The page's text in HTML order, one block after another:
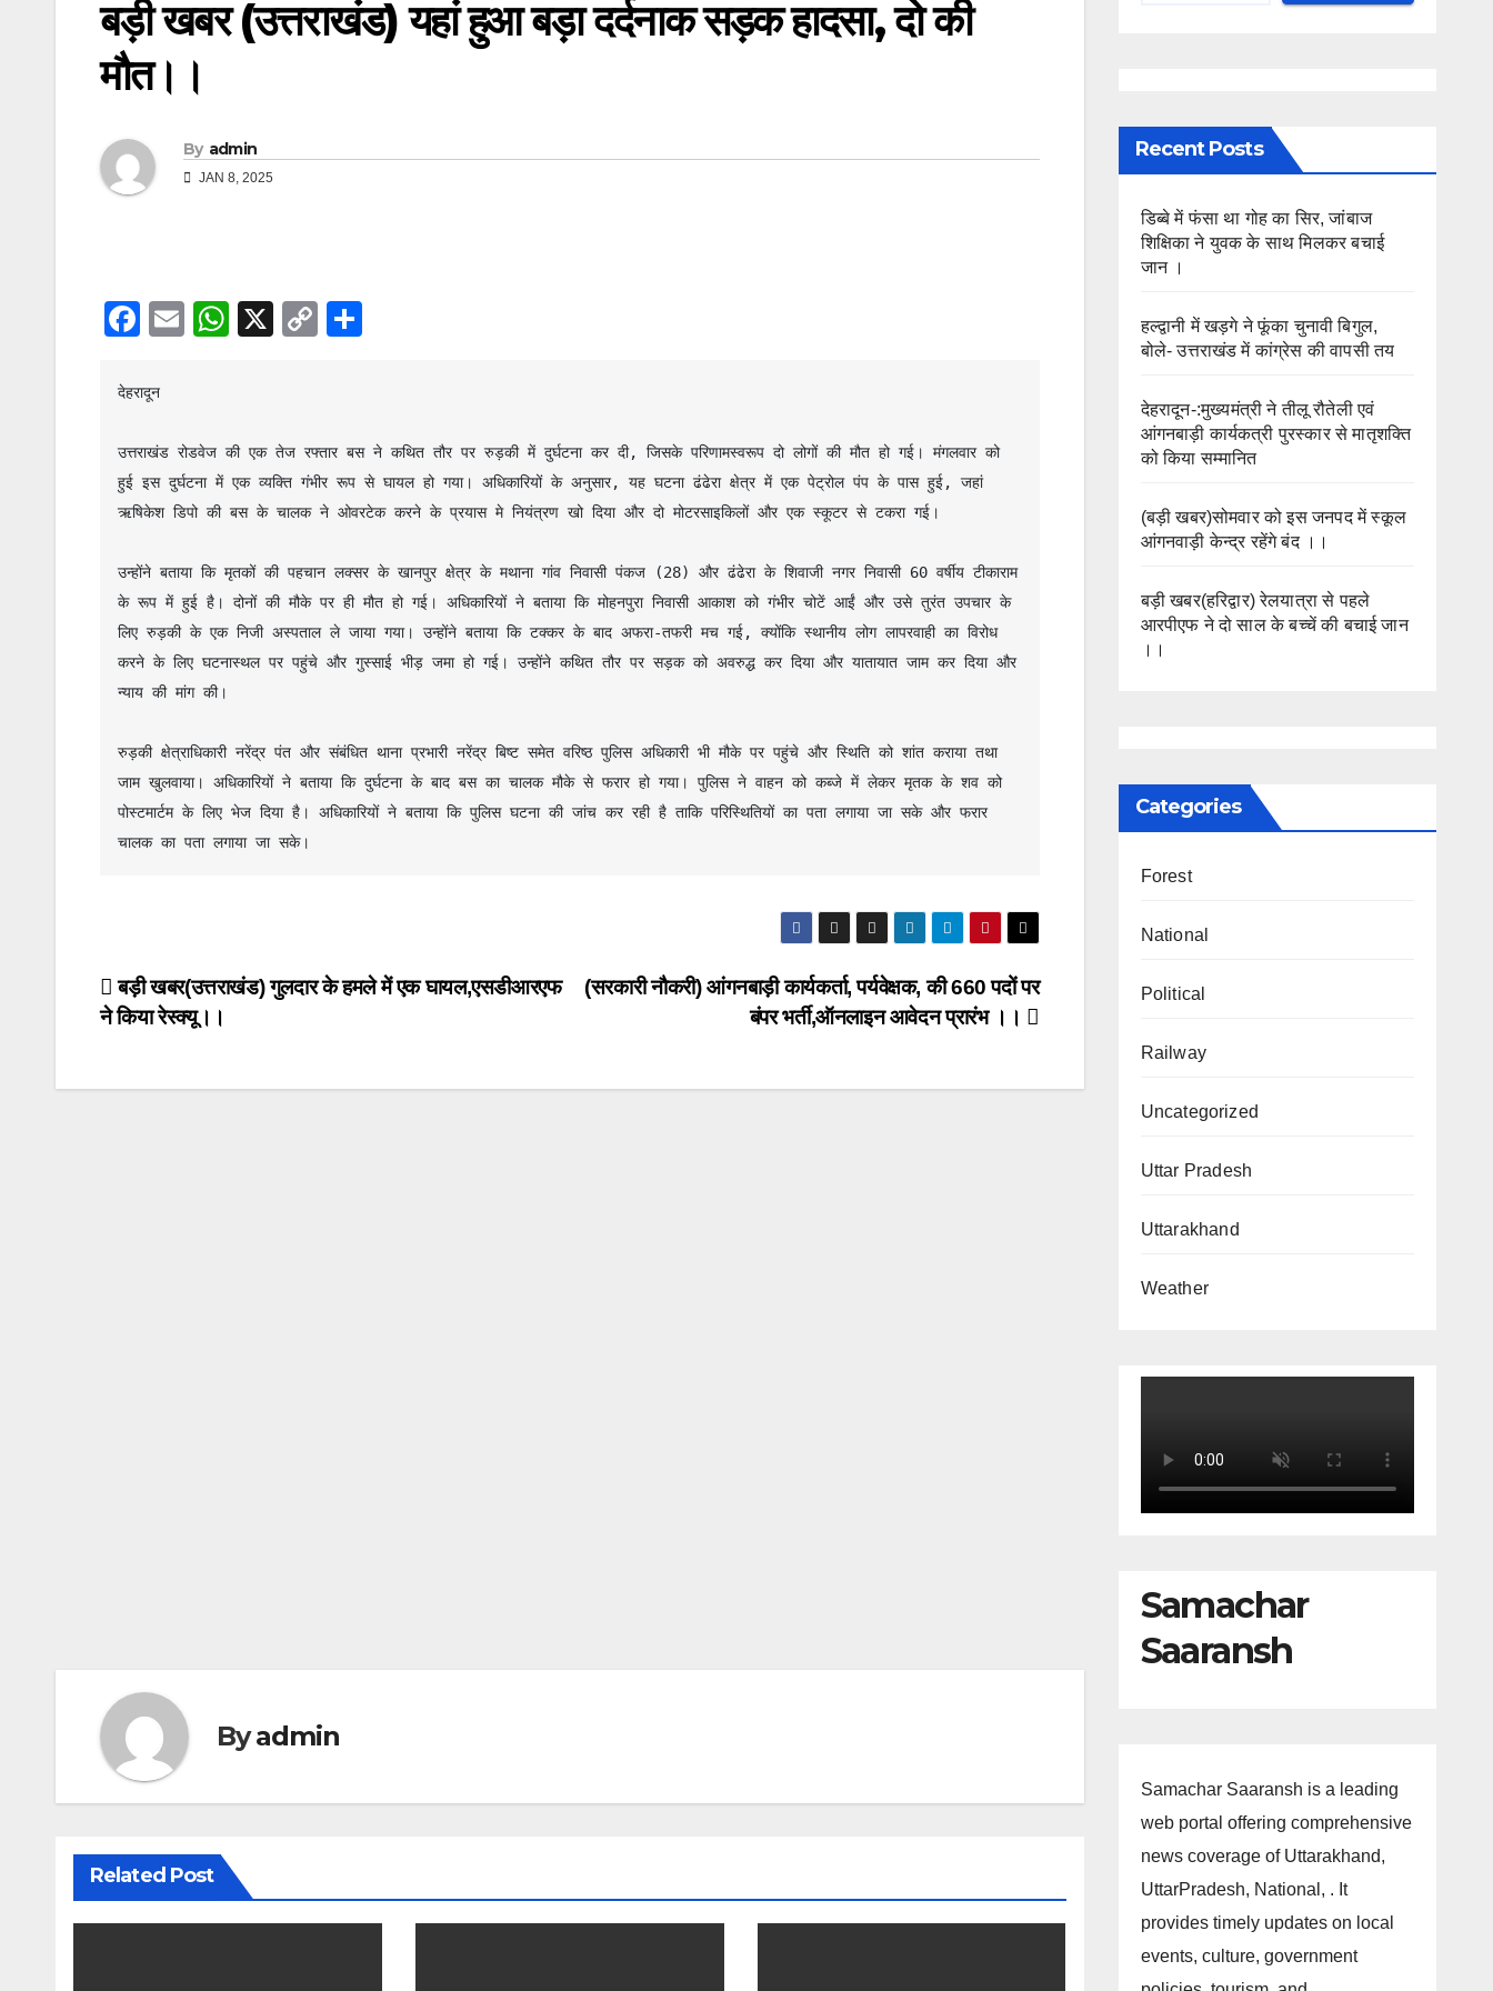
बड़ी खबर (उत्तराखंड) यहां हुआ बड़ा दर्दनाक सड़क हादसा, दो की
मौत।।
By admin
JAN 8, 2025
F
c
b
o
k
E
W
A
p
X
C
Li
n
देहरादून
उत्तराखंड रोडवेज की एक तेज रफ्तार बस ने कथित तौर पर रुड़की में दुर्घटना कर दी, जिसके परिणामस्वरूप दो लोगों की मौत हो गई। मंगलवार को
हुई इस दुर्घटना में एक व्यक्ति गंभीर रूप से घायल हो गया। अधिकारियों के अनुसार, यह घटना ढंढेरा क्षेत्र में एक पेट्रोल पंप के पास हुई, जहां
ऋषिकेश डिपो की बस के चालक ने ओवरटेक करने के प्रयास मे नियंत्रण खो दिया और दो मोटरसाइकिलों और एक स्कूटर से टकरा गई।
उन्होंने बताया कि मृतकों की पहचान लक्सर के खानपुर क्षेत्र के मथाना गांव निवासी पंकज (28) और ढंढेरा के शिवाजी नगर निवासी 60 वर्षीय टीकाराम
के रूप में हुई है। दोनों की मौके पर ही मौत हो गई। अधिकारियों ने बताया कि मोहनपुरा निवासी आकाश को गंभीर चोटें आईं और उसे तुरंत उपचार के
लिए रुड़की के एक निजी अस्पताल ले जाया गया। उन्होंने बताया कि टक्कर के बाद अफरा-तफरी मच गई, क्योंकि स्थानीय लोग लापरवाही का विरोध
करने के लिए घटनास्थल पर पहुंचे और गुस्साई भीड़ जमा हो गई। उन्होंने कथित तौर पर सड़क को अवरुद्ध कर दिया और यातायात जाम कर दिया और
न्याय की मांग की।
रुड़की क्षेत्राधिकारी नरेंद्र पंत और संबंधित थाना प्रभारी नरेंद्र बिष्ट समेत वरिष्ठ पुलिस अधिकारी भी मौके पर पहुंचे और स्थिति को शांत कराया तथा
जाम खुलवाया। अधिकारियों ने बताया कि दुर्घटना के बाद बस का चालक मौके से फरार हो गया। पुलिस ने वाहन को कब्जे में लेकर मृतक के शव को
पोस्टमार्टम के लिए भेज दिया है। अधिकारियों ने बताया कि पुलिस घटना की जांच कर रही है ताकि परिस्थितियों का पता लगाया जा सके और फरार
चालक का पता लगाया जा सके।
Post
navigation
(सरकारी नौकरी) आंगनबाड़ी कार्यकर्ता, पर्यवेक्षक, की 660 पदों पर
बंपर भर्ती,ऑनलाइन आवेदन प्रारंभ ।।
बड़ी खबर(उत्तराखंड) गुलदार के हमले में एक घायल,एसडीआरएफ
ने किया रेस्क्यू।।
Byadmin
Related Post
Recent Posts
डिब्बे में फंसा था गोह का सिर, जांबाज
शिक्षिका ने युवक के साथ मिलकर बचाई
जान ।
हल्द्वानी में खड़गे ने फूंका चुनावी बिगुल,
बोले- उत्तराखंड में कांग्रेस की वापसी तय
देहरादून-:मुख्यमंत्री ने तीलू रौतेली एवं
आंगनबाड़ी कार्यकत्री पुरस्कार से मातृशक्ति
को किया सम्मानित
(बड़ी खबर)सोमवार को इस जनपद में स्कूल
आंगनवाड़ी केन्द्र रहेंगे बंद ।।
बड़ी खबर(हरिद्वार) रेलयात्रा से पहले
आरपीएफ ने दो साल के बच्चें की बचाई जान
।।
Categories
Forest
National
Political
Railway
Uncategorized
Uttar Pradesh
Uttarakhand
Weather
Samachar
Saaransh
Samachar Saaransh is a leading
web portal offering comprehensive
news coverage of Uttarakhand,
UttarPradesh, National, . It
provides timely updates on local
events, culture, government